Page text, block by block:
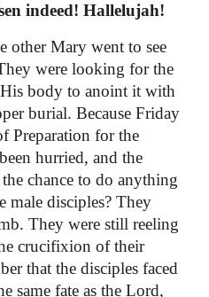
indeed! Hallelujah!
other Mary went to see
were looking for the
body to anoint it with
burial. Because Friday
Preparation for the
hurried, and the
chance to do anything
male disciples? They
They were still reeling
crucifixion of their
that the disciples faced
same fate as the Lord,